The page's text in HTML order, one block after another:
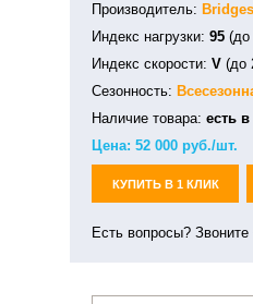
Производитель:
Индекс нагрузки: 95 (до
Индекс скорости: V (до
Сезонность:
Наличие товара: есть
Цена: 52 000 руб./шт.
КУПИТЬ В 1 КЛИК
Есть вопросы?